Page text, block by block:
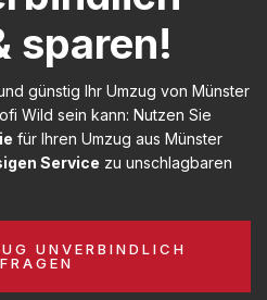
sparen!
günstig Ihr Umzug von Münster
Wild sein kann: Nutzen Sie
für Ihren Umzug aus Münster
Service zu unschlagbaren
UNVERBINDLICH